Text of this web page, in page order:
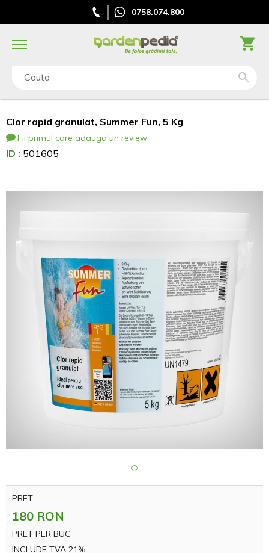
0758.074.800
Cauta
Clor rapid granulat, Summer Fun, 5 Kg
Fii primul care adauga un review
ID : 501605
PRET
180 RON
PRET PER BUC
INCLUDE TVA 21%